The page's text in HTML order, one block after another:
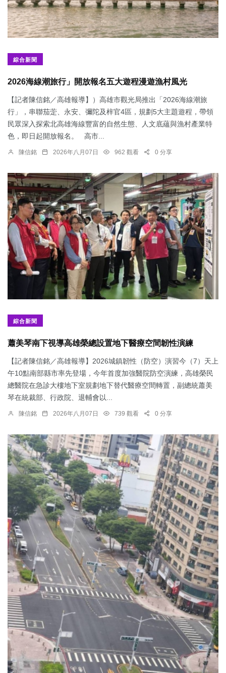
綜合新聞
2026海線潮旅行」開放報名五大遊程漫遊漁村風光
【記者陳信銘／高雄報導】）高雄市觀光局推出「2026海線潮旅
行」，串聯茄萣、永安、彌陀及梓官4區，規劃5大主題遊程，帶領
民眾深入探索北高雄海線豐富的自然生態、人文底蘊與漁村產業特
色，即日起開放報名。 高市...
陳信銘 2026年八月07日 962 觀看 0 分享
綜合新聞
蕭美琴南下視導高雄榮總設置地下醫療空間韌性演練
【記者陳信銘／高雄報導】2026城鎮韌性（防空）演習今（7）天上
午10點南部縣市率先登場，今年首度加強醫院防空演練，高雄榮民
總醫院在急診大樓地下室規劃地下替代醫療空間轉置，副總統蕭美
琴在統裁部、行政院、退輔會以...
陳信銘 2026年八月07日 739 觀看 0 分享